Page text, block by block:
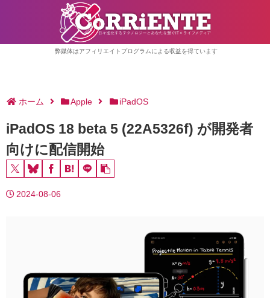
弊媒体はアフィリエイトプログラムによる収益を得ています
ホーム Apple iPadOS
iPadOS 18 beta 5 (22A5326f) が開発者
向けに配信開始
2024-08-06